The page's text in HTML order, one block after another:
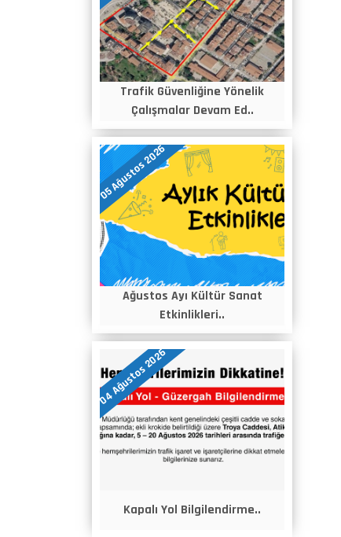
Trafik Güvenliğine Yönelik
Çalışmalar Devam Ed..
05 Ağustos 2026
Ağustos Ayı Kültür Sanat
Etkinlikleri..
04 Ağustos 2026
Kapalı Yol Bilgilendirme..